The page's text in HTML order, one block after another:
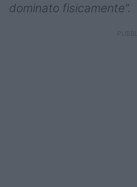
dominato fisicamente”.